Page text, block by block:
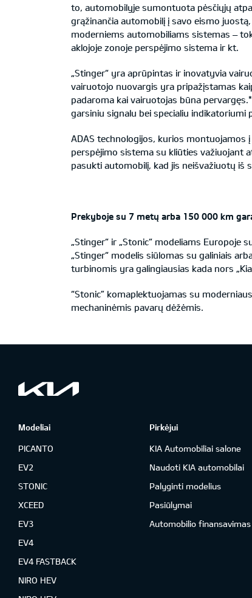
to, automobilyje sumontuota pėsčiųjų
grąžinančia automobilį į savo eismo
moderniems automobiliams sistemas –
aklojoje zonoje perspėjimo sistema ir kt.
„Stinger“ yra aprūpintas ir inovatyvia
vairuotojo nuovargis yra pripažįstamas
padaroma kai vairuotojas būna
garsiniu signalu bei specialiu
ADAS technologijos, kurios montuojamos
perspėjimo sistema su kliūties važiuojant
pasukti automobilį, kad jis neišvažiuotų iš
Prekyboje su 7 metų arba 150 000 km
„Stinger“ ir „Stonic“ modeliams
„Stinger“ modelis siūlomas su galiniais
turbinomis yra galingiausias kada nors
“Stonic” komaplektuojamas su
mechaninėmis pavarų dėžėmis.
Modeliai
PICANTO
EV2
STONIC
XCEED
EV3
EV4
EV4 FASTBACK
NIRO HEV
Pirkėjui
KIA Automobiliai salone
Naudoti KIA automobilai
Palyginti modelius
Pasiūlymai
Automobilio finansavimas